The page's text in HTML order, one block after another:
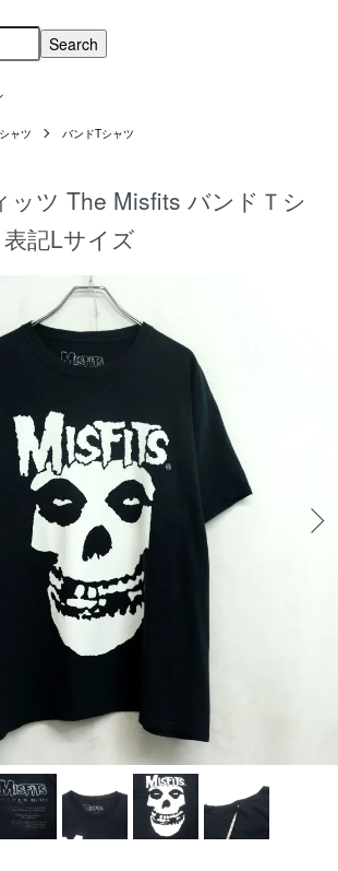
ャツ バンドTシャツ
ッツ The Misfits バンドＴシ
記Lサイズ